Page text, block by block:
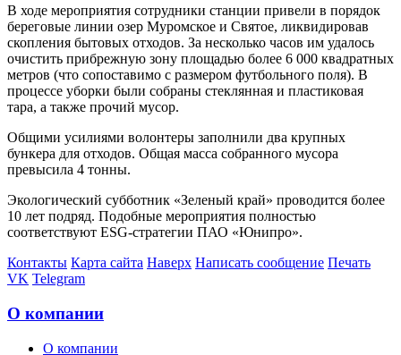
В ходе мероприятия сотрудники станции привели в порядок
береговые линии озер Муромское и Святое, ликвидировав
скопления бытовых отходов. За несколько часов им удалось
очистить прибрежную зону площадью более 6 000 квадратных
метров (что сопоставимо с размером футбольного поля). В
процессе уборки были собраны стеклянная и пластиковая
тара, а также прочий мусор.
Общими усилиями волонтеры заполнили два крупных
бункера для отходов. Общая масса собранного мусора
превысила 4 тонны.
Экологический субботник «Зеленый край» проводится более
10 лет подряд. Подобные мероприятия полностью
соответствуют ESG-стратегии ПАО «Юнипро».
Контакты Карта сайта Наверх Написать сообщение Печать
VK Telegram
О компании
О компании